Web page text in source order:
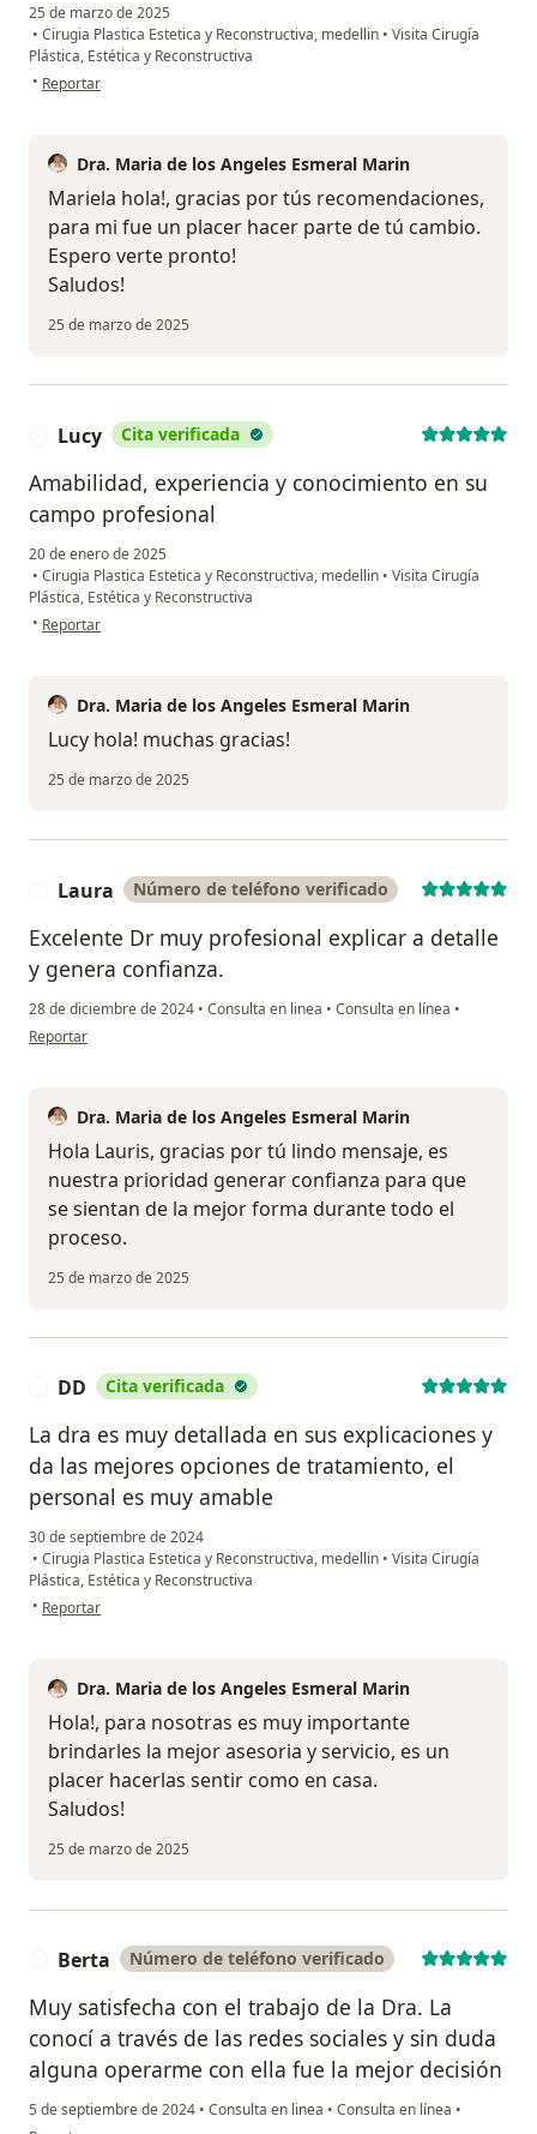
25 de marzo de 2025
• Cirugia Plastica Estetica y Reconstructiva, medellin • Visita Cirugía
Plástica, Estética y Reconstructiva
• en opinión del usuario Mariela
Reportar
Dra. Maria de los Angeles Esmeral Marin
Mariela hola!, gracias por tús recomendaciones,
para mi fue un placer hacer parte de tú cambio.
Espero verte pronto!
Saludos!
25 de marzo de 2025
Lucy Cita verificada
Amabilidad, experiencia y conocimiento en su
campo profesional
20 de enero de 2025
• Cirugia Plastica Estetica y Reconstructiva, medellin • Visita Cirugía
Plástica, Estética y Reconstructiva
• en opinión del usuario Lucy
Reportar
Dra. Maria de los Angeles Esmeral Marin
Lucy hola! muchas gracias!
25 de marzo de 2025
Laura Número de teléfono verificado
Excelente Dr muy profesional explicar a detalle
y genera confianza.
28 de diciembre de 2024 • Consulta en linea • Consulta en línea •
en opinión del usuario Laura
Reportar
Dra. Maria de los Angeles Esmeral Marin
Hola Lauris, gracias por tú lindo mensaje, es
nuestra prioridad generar confianza para que
se sientan de la mejor forma durante todo el
proceso.
25 de marzo de 2025
DD Cita verificada
La dra es muy detallada en sus explicaciones y
da las mejores opciones de tratamiento, el
personal es muy amable
30 de septiembre de 2024
• Cirugia Plastica Estetica y Reconstructiva, medellin • Visita Cirugía
Plástica, Estética y Reconstructiva
• en opinión del usuario DD
Reportar
Dra. Maria de los Angeles Esmeral Marin
Hola!, para nosotras es muy importante
brindarles la mejor asesoria y servicio, es un
placer hacerlas sentir como en casa.
Saludos!
25 de marzo de 2025
Berta Número de teléfono verificado
Muy satisfecha con el trabajo de la Dra. La
conocí a través de las redes sociales y sin duda
alguna operarme con ella fue la mejor decisión
5 de septiembre de 2024 • Consulta en linea • Consulta en línea •